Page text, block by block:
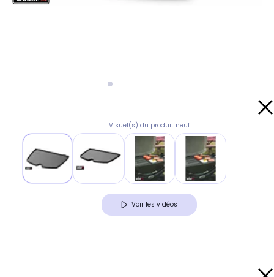
Visuel(s) du produit neuf
Voir les vidéos